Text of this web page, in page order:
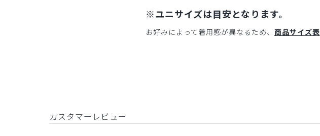
※ユニサイズは目安となります。
お好みによって着用感が異なるため、 商品サイズ表
カスタマーレビュー